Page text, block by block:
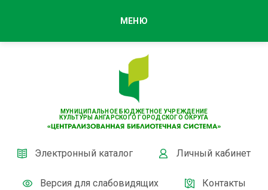
МУНИЦИПАЛЬНОЕ БЮДЖЕТНОЕ УЧРЕЖДЕНИЕ
КУЛЬТУРЫ АНГАРСКОГО ГОРОДСКОГО ОКРУГА
Электронный каталог Личный кабинет
Версия для слабовидящих Контакты
МЕНЮ